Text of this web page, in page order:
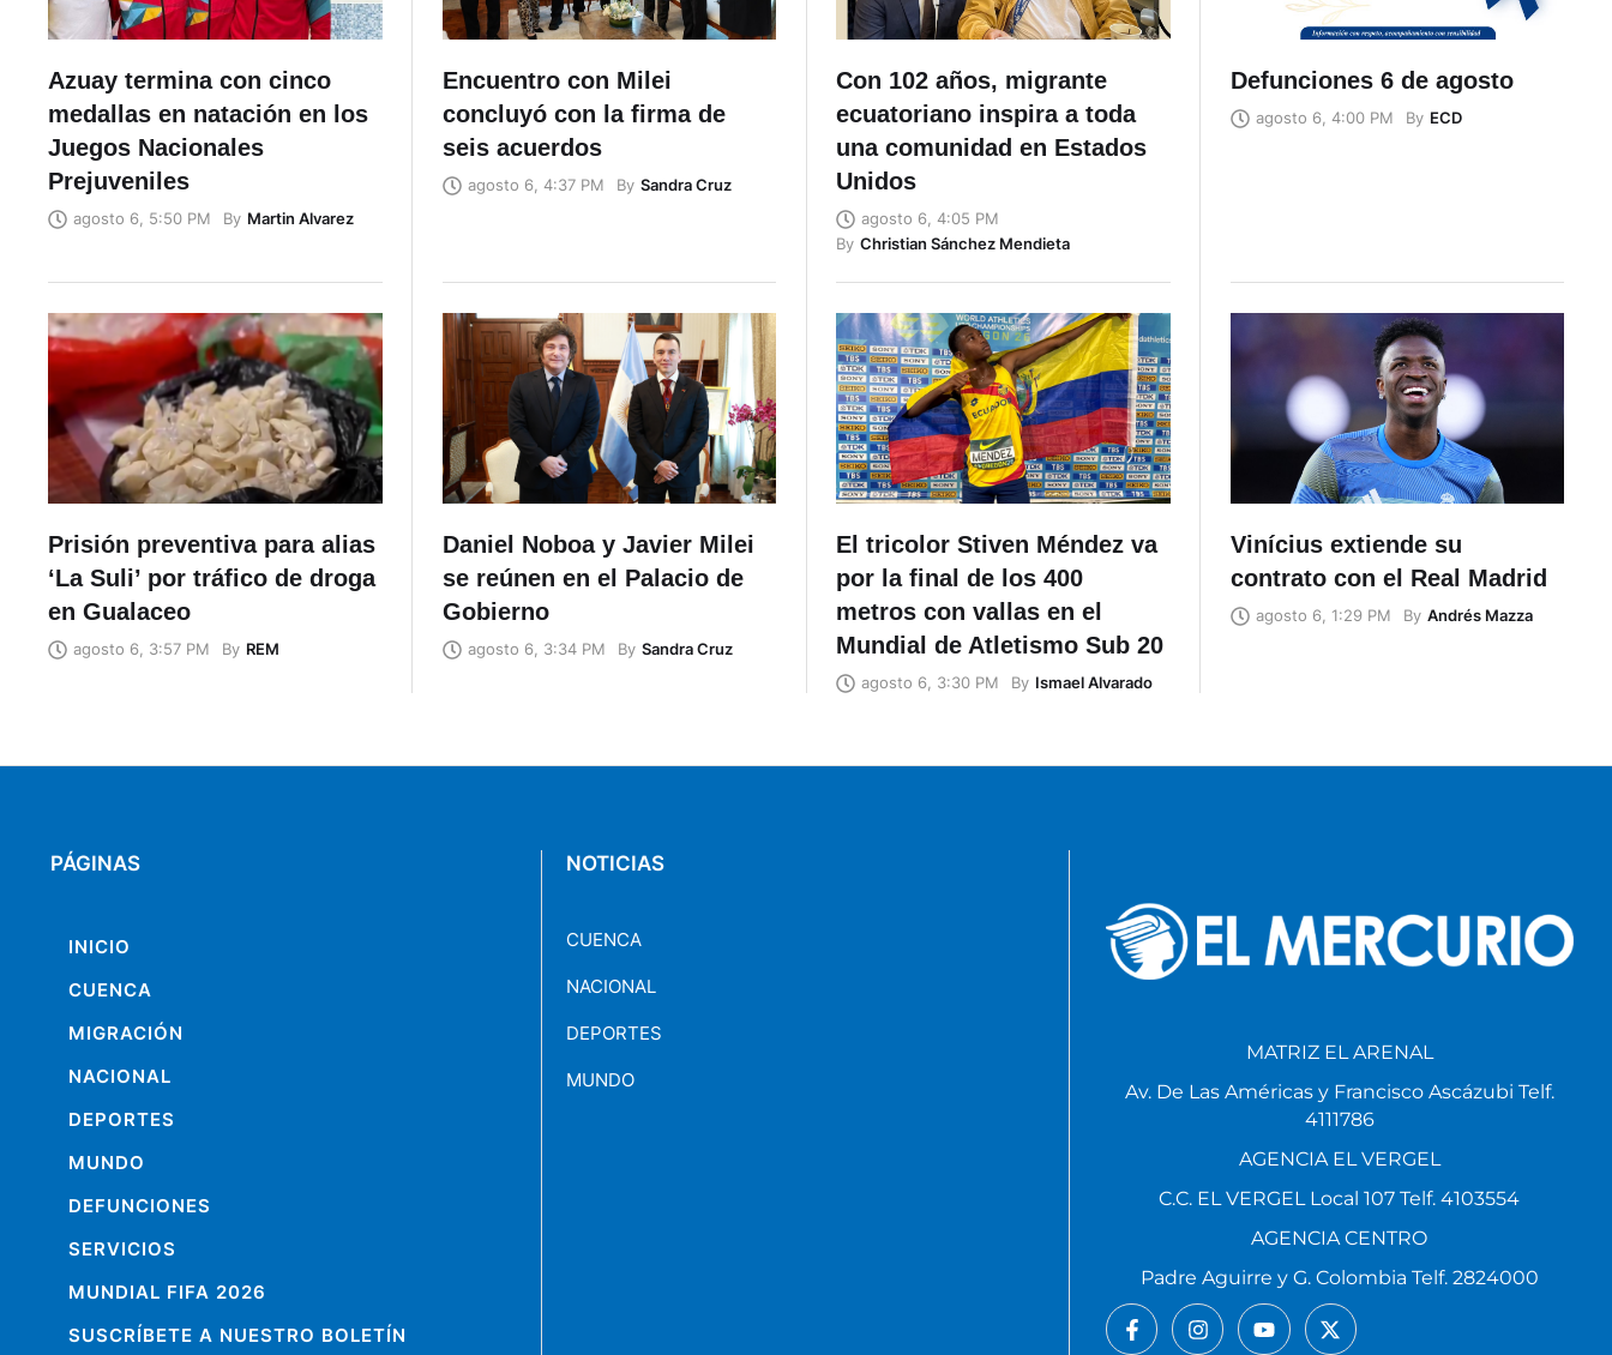
Azuay termina con cinco
medallas en natación en los
Juegos Nacionales
Prejuveniles
agosto 6, 5:50 PM By Martin Alvarez
Encuentro con Milei
concluyó con la firma de
seis acuerdos
agosto 6, 4:37 PM By Sandra Cruz
Con 102 años, migrante
ecuatoriano inspira a toda
una comunidad en Estados
Unidos
agosto 6, 4:05 PM
By Christian Sánchez Mendieta
Defunciones 6 de agosto
agosto 6, 4:00 PM By ECD
Prisión preventiva para alias
‘La Suli’ por tráfico de droga
en Gualaceo
agosto 6, 3:57 PM By REM
Daniel Noboa y Javier Milei
se reúnen en el Palacio de
Gobierno
agosto 6, 3:34 PM By Sandra Cruz
El tricolor Stiven Méndez va
por la final de los 400
metros con vallas en el
Mundial de Atletismo Sub 20
agosto 6, 3:30 PM By Ismael Alvarado
Vinícius extiende su
contrato con el Real Madrid
agosto 6, 1:29 PM By Andrés Mazza
PÁGINAS
INICIO
CUENCA
MIGRACIÓN
NACIONAL
DEPORTES
MUNDO
DEFUNCIONES
SERVICIOS
MUNDIAL FIFA 2026
SUSCRÍBETE A NUESTRO BOLETÍN
NOTICIAS
CUENCA
NACIONAL
DEPORTES
MUNDO
MATRIZ EL ARENAL
Av. De Las Américas y Francisco Ascázubi Telf.
4111786
AGENCIA EL VERGEL
C.C. EL VERGEL Local 107 Telf. 4103554
AGENCIA CENTRO
Padre Aguirre y G. Colombia Telf. 2824000